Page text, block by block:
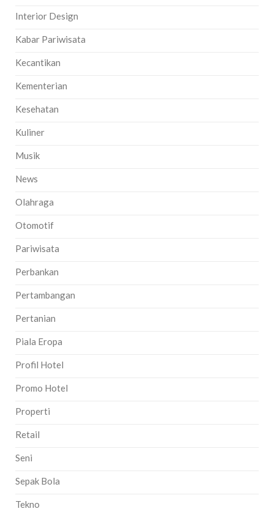
Interior Design
Kabar Pariwisata
Kecantikan
Kementerian
Kesehatan
Kuliner
Musik
News
Olahraga
Otomotif
Pariwisata
Perbankan
Pertambangan
Pertanian
Piala Eropa
Profil Hotel
Promo Hotel
Properti
Retail
Seni
Sepak Bola
Tekno